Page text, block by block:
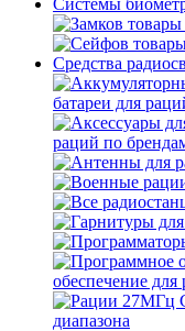
Системы
Средства
батареи для
раций по
обеспечение для
диапазона